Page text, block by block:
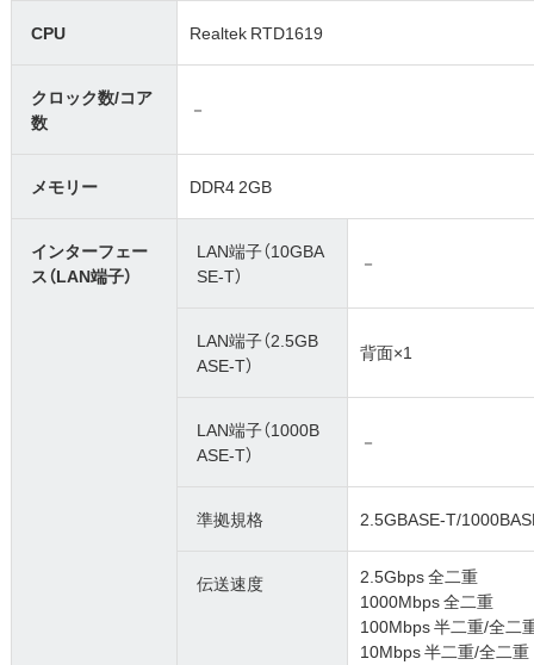
CPU Realtek RTD1619
クロック数/コア
数
－
メモリー DDR4 2GB
インターフェー
ス（LAN端子）
LAN端子（10GBA
SE-T）
－
LAN端子（2.5GB
ASE-T）
背面×1
LAN端子（1000B
ASE-T）
－
準拠規格 2.5GBASE-T/
伝送速度
2.5Gbps 全二重
1000Mbps 全二重
100Mbps 半二重/全二
10Mbps 半二重/全二重